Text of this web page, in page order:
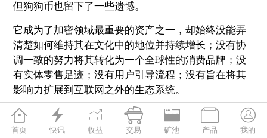
但狗狗币也留下了一些遗憾。
它成为了加密领域最重要的资产之一，却始终没能弄
清楚如何维持其在文化中的地位并持续增长；没有协
调一致的努力将其转化为一个全球性的消费品牌；没
有实体零售足迹；没有用户引导流程；没有旨在将其
影响力扩展到互联网之外的生态系统。
尽管如此，它还是成功了。这就引出了一个简单的问
题：

首页

快讯

收益

交易

矿池

产品

我的